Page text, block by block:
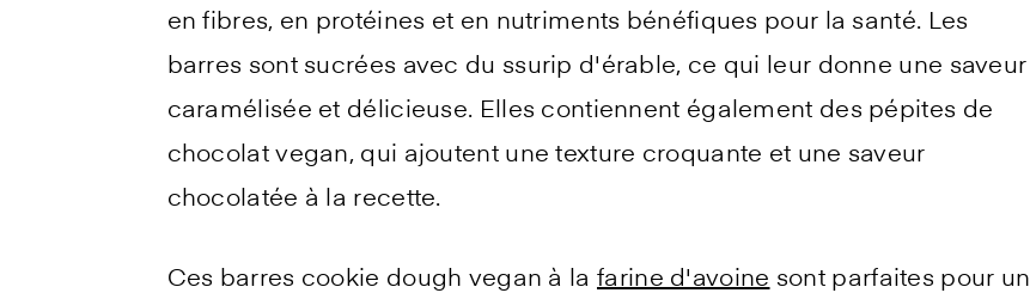
en fibres, en protéines et en nutriments bénéfiques pour la santé. Les
barres sont sucrées avec du ssurip d'érable, ce qui leur donne une saveur
caramélisée et délicieuse. Elles contiennent également des pépites de
chocolat vegan, qui ajoutent une texture croquante et une saveur
chocolatée à la recette.
Ces barres cookie dough vegan à la farine d'avoine sont parfaites pour un